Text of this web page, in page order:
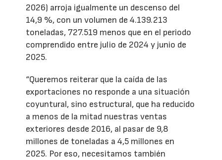
2026) arroja igualmente un descenso del
14,9 %, con un volumen de 4.139.213
toneladas, 727.519 menos que en el periodo
comprendido entre julio de 2024 y junio de
2025.
“Queremos reiterar que la caída de las
exportaciones no responde a una situación
coyuntural, sino estructural, que ha reducido
a menos de la mitad nuestras ventas
exteriores desde 2016, al pasar de 9,8
millones de toneladas a 4,5 millones en
2025. Por eso, necesitamos también